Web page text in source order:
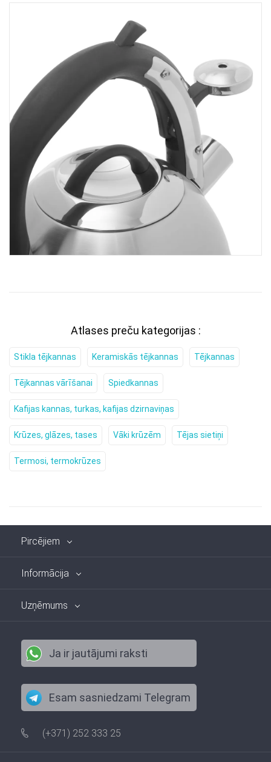
Atlases preču kategorijas :
Stikla tējkannas Keramiskās tējkannas Tējkannas
Tējkannas vārīšanai Spiedkannas
Kafijas kannas, turkas, kafijas dzirnaviņas
Krūzes, glāzes, tases Vāki krūzēm Tējas sietiņi
Termosi, termokrūzes
Pircējiem
Informācija
Uzņēmums
Ja ir jautājumi raksti
Esam sasniedzami Telegram
(+371) 252 333 25